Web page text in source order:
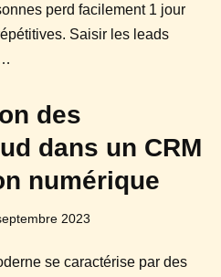
perd facilement 1 jour
Saisir les leads
des
dans un CRM
numérique
2023
se caractérise par des